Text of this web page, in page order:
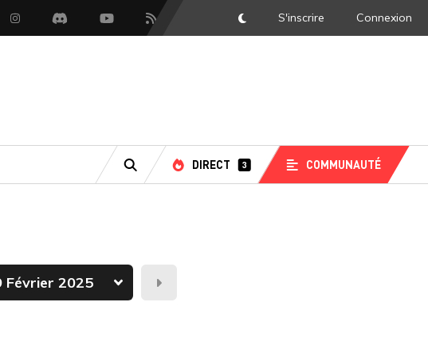
InstagramDiscord YoutubeFlux RSS DarkMode
S'inscrire Connexion
RECHERCHE
DIRECT 3 COMMUNAUTÉ
Demain